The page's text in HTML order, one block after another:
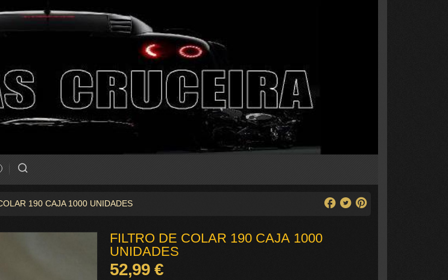
190 CAJA 1000 UNIDADES
FILTRO DE COLAR 190 CAJA 1000
UNIDADES
52,99 €